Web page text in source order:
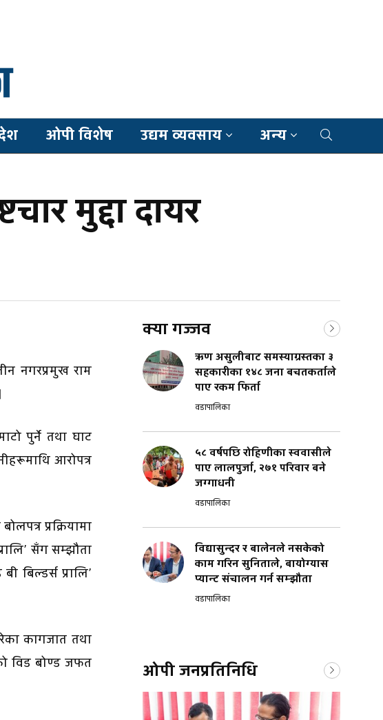
ओपी विशेष उद्यम व्यवसाय अन्य
मुद्दा दायर
नगरप्रमुख राम
पुर्ने तथा घाट
आरोपत्र
प्रक्रियामा
सँग सम्झौता
बिल्डर्स प्रालि’
कागजात तथा
विड बोण्ड जफत
क्या गज्जव
ऋण असुलीबाट समस्याग्रस्तका ३
सहकारीका १४८ जना बचतकर्ताले
पाए रकम फिर्ता
वडापालिका
५८ वर्षपछि रोहिणीका स्ववासीले
पाए लालपुर्जा, २७१ परिवार बने
जग्गाधनी
वडापालिका
विद्यासुन्दर र बालेनले नसकेको
काम गरिन सुनिताले, बायोग्यास
प्यान्ट संचालन गर्न सम्झौता
वडापालिका
ओपी जनप्रतिनिधि